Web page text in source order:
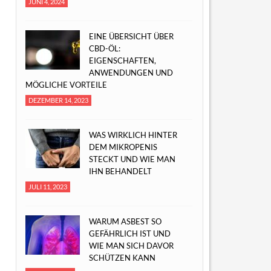
EINE ÜBERSICHT ÜBER
CBD-ÖL:
EIGENSCHAFTEN,
ANWENDUNGEN UND
MÖGLICHE VORTEILE
DEZEMBER 14, 2023
WAS WIRKLICH HINTER
DEM MIKROPENIS
STECKT UND WIE MAN
IHN BEHANDELT
JULI 11, 2023
WARUM ASBEST SO
GEFÄHRLICH IST UND
WIE MAN SICH DAVOR
SCHÜTZEN KANN